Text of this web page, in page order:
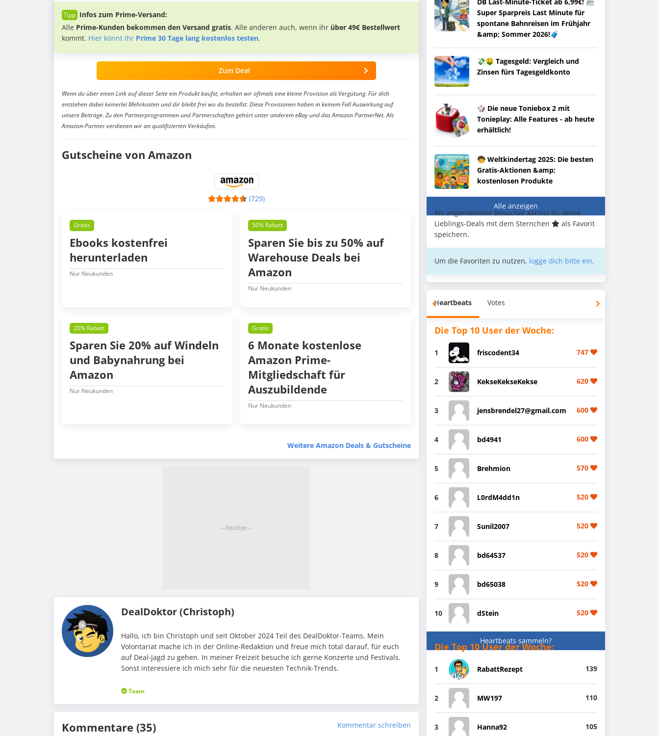
Infos zum Prime-Versand:
Alle Prime-Kunden bekommen den Versand gratis. Alle anderen auch, wenn ihr über 49€ Bestellwert
kommt. Hier könnt ihr Prime 30 Tage lang kostenlos testen.
Zum Deal
Wenn du über einen Link auf dieser Seite ein Produkt kaufst, erhalten wir oftmals eine kleine Provision als Vergütung. Für dich
entstehen dabei keinerlei Mehrkosten und dir bleibt frei wo du bestellst. Diese Provisionen haben in keinem Fall Auswirkung auf
unsere Beiträge. Zu den Partnerprogrammen und Partnerschaften gehört unter anderem eBay und das Amazon PartnerNet. Als
Amazon-Partner verdienen wir an qualifizierten Verkäufen.
Gutscheine von Amazon
(729)
Gratis
Ebooks kostenfrei
herunterladen
Nur Neukunden
50% Rabatt
Sparen Sie bis zu 50% auf
Warehouse Deals bei
Amazon
Nur Neukunden
20% Rabatt
Sparen Sie 20% auf Windeln
und Babynahrung bei
Amazon
Nur Neukunden
Gratis
6 Monate kostenlose
Amazon Prime-
Mitgliedschaft für
Auszubildende
Nur Neukunden
Weitere Amazon Deals & Gutscheine
DealDoktor (Christoph)
Hallo, ich bin Christoph und seit Oktober 2024 Teil des DealDoktor-Teams. Mein
Volontariat mache ich in der Online-Redaktion und freue mich total darauf, für euch
auf Deal-Jagd zu gehen. In meiner Freizeit besuche ich gerne Konzerte und Festivals.
Sonst interessiere ich mich sehr für die neuesten Technik-Trends.
Team
Kommentare (35) Kommentar schreiben
Super Sparpreis Last Minute für
spontane Bahnreisen im Frühjahr
&amp; Sommer 2026!🧳
💸🤑 Tagesgeld: Vergleich und
Zinsen fürs Tagesgeldkonto
🎲 Die neue Toniebox 2 mit
Tonieplay: Alle Features - ab heute
erhältlich!
🧒 Weltkindertag 2025: Die besten
Gratis-Aktionen &amp;
kostenlosen Produkte
Alle anzeigen
Als angemeldeter Besucher kannst du deine
Lieblings-Deals mit dem Sternchen
als Favorit
speichern.
Um die Favoriten zu nutzen, logge dich bitte ein.
Heartbeats Votes
Die Top 10 User der Woche:
1 friscodent34 747
2 KekseKekseKekse 620
3 jensbrendel27@gmail.com 600
4 bd4941 600
5 Brehmion 570
6 L0rdM4dd1n 520
7 Sunil2007 520
8 bd64537 520
9 bd65038 520
10 dStein 520
Heartbeats sammeln?
Die Top 10 User der Woche:
1 RabattRezept 139
2 MW197 110
3 Hanna92 105